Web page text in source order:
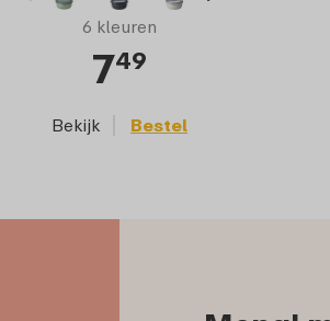
6 kleuren
749
Bekijk Bestel